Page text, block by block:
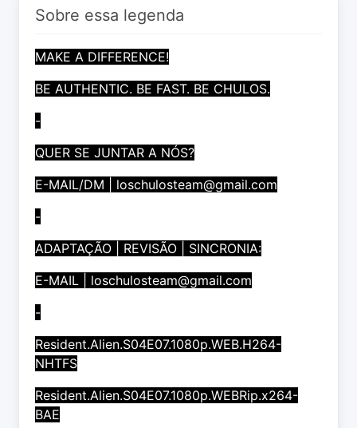
Sobre essa legenda
MAKE A DIFFERENCE!
BE AUTHENTIC. BE FAST. BE CHULOS.
-
QUER SE JUNTAR A NÓS?
E-MAIL/DM |
loschulosteam@gmail.com
-
ADAPTAÇÃO | REVISÃO | SINCRONIA:
E-MAIL | loschulosteam@gmail.com
-
Resident.Alien.S04E07.1080p.WEB.H264-
NHTFS
Resident.Alien.S04E07.1080p.WEBRip.x264-
BAE